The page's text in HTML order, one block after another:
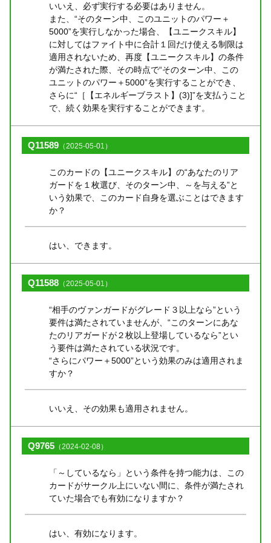
いいえ、必ず実行する必要はありません。
また、“そのターン中、このユニットのパワー＋
5000”を実行しなかった場合、【ユニークスキル】
に対してはファイト中に合計１回だけ使える制限は
適用されないため、再度【ユニークスキル】の条件
が満たされた際、その時点で“そのターン中、この
ユニットのパワー＋5000”を実行することができ、
さらに“［【エネルギーブラスト】(3)]”を支払うこと
で、続く効果を実行することができます。
Q11589 （2025-05-01）
このカードの【ユニークスキル】の“あなたのリア
ガードを１枚選び、そのターン中、～を与える”と
いう効果で、このカード自身を選ぶことはできます
か？
はい、できます。
Q11588 （2025-05-01）
“相手のヴァンガードがグレード３以上なら”という
要件は満たされていませんが、“このターンにあな
たのリアガードが２枚以上登場しているなら”とい
う要件は満たされている状況です。
“さらにパワー＋5000”という効果のみは適用されま
すか？
いいえ、その効果も適用されません。
Q9765 （2024-02-08）
「～しているなら」という条件を持つ能力は、この
カードがサークル上にいない間に、条件が満たされ
ていた場合でも有効になりますか？
はい、有効になります。